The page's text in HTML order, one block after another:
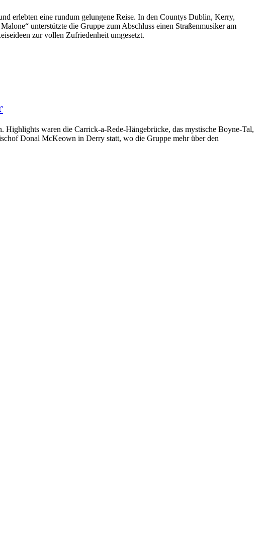
erlebten eine rundum gelungene Reise. In den Countys Dublin, Kerry,
unterstützte die Gruppe zum Abschluss einen Straßenmusiker am
zur vollen Zufriedenheit umgesetzt.
waren die Carrick-a-Rede-Hängebrücke, das mystische Boyne-Tal,
Donal McKeown in Derry statt, wo die Gruppe mehr über den